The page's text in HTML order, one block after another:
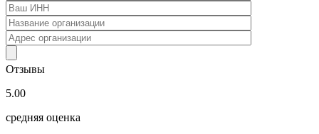
Отзывы
5.00
средняя оценка